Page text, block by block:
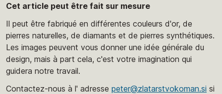
Cet article peut être fait sur mesure
Il peut être fabriqué en différentes couleurs d'or, de
pierres naturelles, de diamants et de pierres synthétiques.
Les images peuvent vous donner une idée générale du
design, mais à part cela, c'est votre imagination qui
guidera notre travail.
Contactez-nous à l' adresse peter@zlatarstvokoman.si si